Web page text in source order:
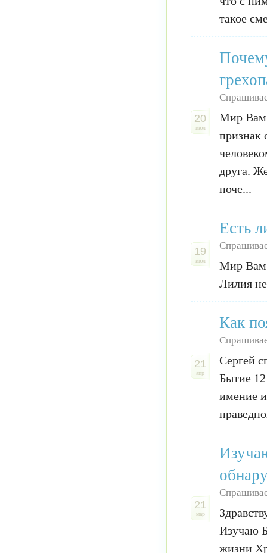
такое
20
июл
Мир Вам,
признак
друга.
поче...
19
июл
Есть
Мир Вам,
Лилия
21
апр
Как
Сергей
Бытие
имение
21
мар
Изучаю
жизни